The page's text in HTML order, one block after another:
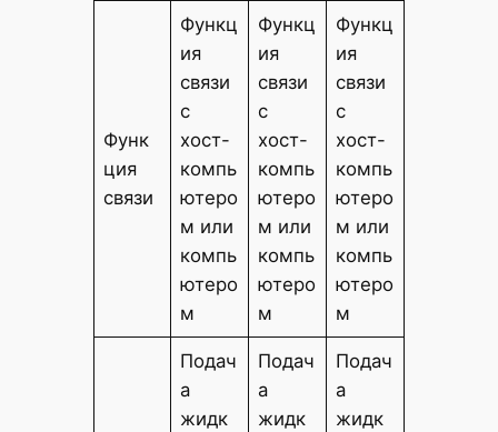
Функ
ция
связи
Функц
ия
связи
с
хост-
компь
ютеро
м или
компь
ютеро
м
Функц
ия
связи
с
хост-
компь
ютеро
м или
компь
ютеро
м
Функц
ия
связи
с
хост-
компь
ютеро
м или
компь
ютеро
м
Подач
а
жидк
Подач
а
жидк
Подач
а
жидк